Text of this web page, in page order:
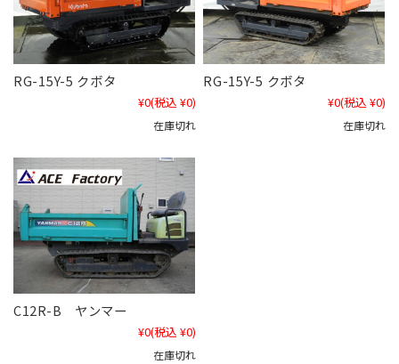
RG-15Y-5 クボタ
¥0(税込 ¥0)
在庫切れ
RG-15Y-5 クボタ
¥0(税込 ¥0)
在庫切れ
C12R-B ヤンマー
¥0(税込 ¥0)
在庫切れ